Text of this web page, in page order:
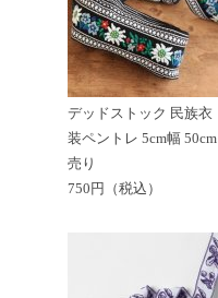
デッドストック 民族衣
装ペントレ 5cm幅 50cm
売り
750円（税込）